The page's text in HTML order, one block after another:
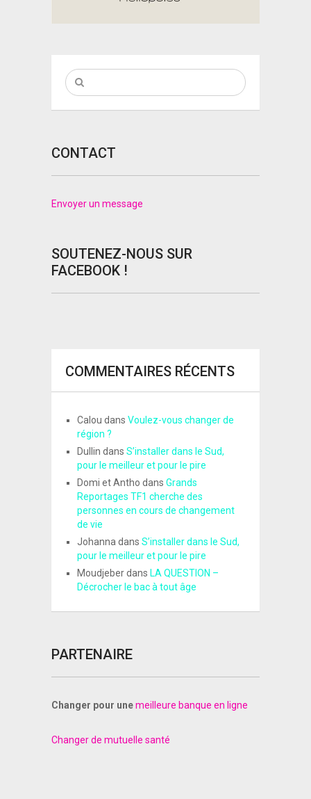
CONTACT
Envoyer un message
SOUTENEZ-NOUS SUR
FACEBOOK !
COMMENTAIRES RÉCENTS
Calou dans Voulez-vous changer de
région ?
Dullin dans S’installer dans le Sud,
pour le meilleur et pour le pire
Domi et Antho dans Grands
Reportages TF1 cherche des
personnes en cours de changement
de vie
Johannadans S’installer dans le Sud,
pour le meilleur et pour le pire
Moudjeberdans LA QUESTION –
Décrocher le bac à tout âge
PARTENAIRE
Changer pour unemeilleure banque en ligne
Changer de mutuelle santé